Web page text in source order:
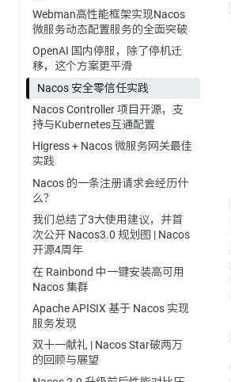
Webman高性能框架实现Nacos
微服务动态配置服务的全面突破
OpenAI 国内停服，除了停机迁
移，这个方案更平滑
Nacos 安全零信任实践
Nacos Controller 项目开源，支
持与Kubernetes互通配置
Higress + Nacos 微服务网关最佳
实践
Nacos 的一条注册请求会经历什
么？
我们总结了3大使用建议，并首
次公开 Nacos3.0 规划图 | Nacos
开源4周年
在 Rainbond 中一键安装高可用
Nacos 集群
Apache APISIX 基于 Nacos 实现
服务发现
双十一献礼 | Nacos Star破两万
的回顾与展望